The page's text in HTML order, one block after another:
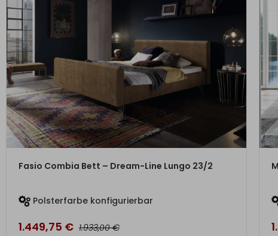
ZUM PRODUKT
Fasio Combia Bett – Dream-Line Lungo 23/2
Polsterfarbe konfigurierbar
1.449,75 € 1.933,00€